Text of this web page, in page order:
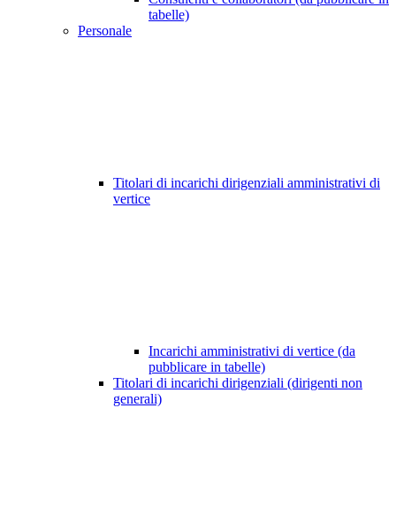
tabelle)
Personale
Titolari di incarichi dirigenziali amministrativi di
vertice
Incarichi amministrativi di vertice (da
pubblicare in tabelle)
Titolari di incarichi dirigenziali (dirigenti non
generali)